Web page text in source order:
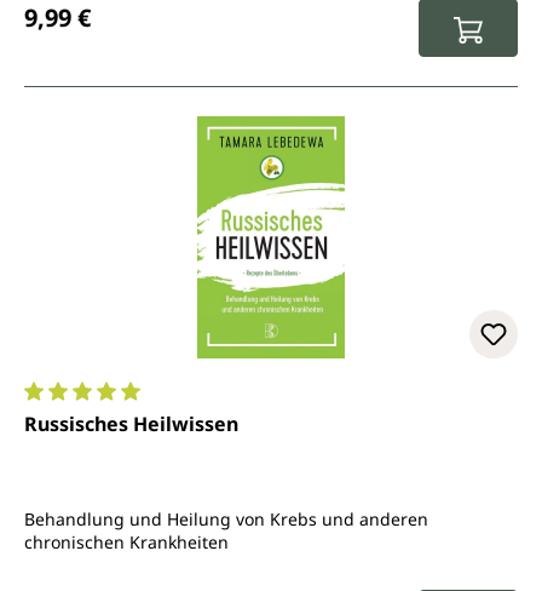
9,99 €
Durchschnittliche Bewertung von 5 von 5 Sternen
Russisches Heilwissen
Behandlung und Heilung von Krebs und anderen
chronischen Krankheiten